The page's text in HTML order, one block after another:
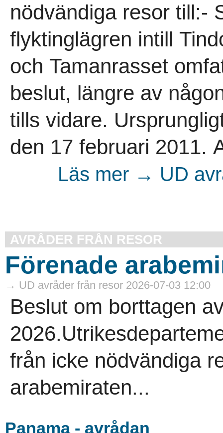
nödvändiga resor till:-
flyktinglägren intill
och Tamanrasset
beslut, längre av
tills vidare.
den 17 februari 2011.
Läs mer → UD
AVRÅDER FRÅN RESOR
Förenade
→ UD avråder från resor 2026-07-03 12:00
Beslut om borttagen
från icke nödvändiga
arabemiraten...
Panama - avrådan